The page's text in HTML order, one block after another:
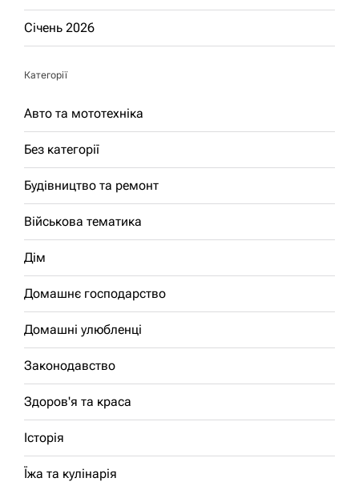
Січень 2026
Категорії
Авто та мототехніка
Без категорії
Будівництво та ремонт
Військова тематика
Дім
Домашнє господарство
Домашні улюбленці
Законодавство
Здоров'я та краса
Історія
Їжа та кулінарія